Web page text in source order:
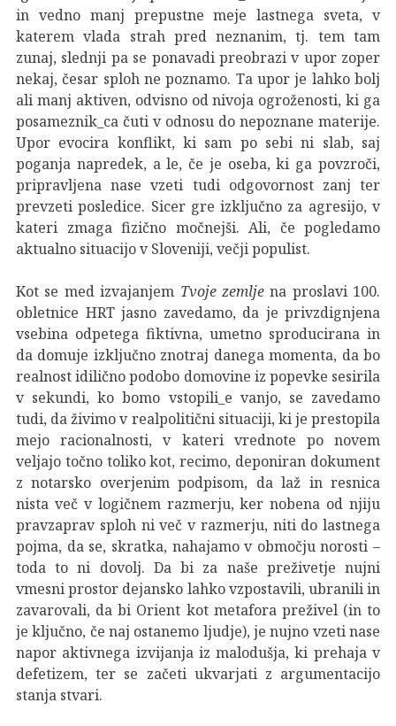
in vedno manj prepustne meje lastnega sveta, v
katerem vlada strah pred neznanim, tj. tem tam
zunaj, slednji pa se ponavadi preobrazi v upor zoper
nekaj, česar sploh ne poznamo. Ta upor je lahko bolj
ali manj aktiven, odvisno od nivoja ogroženosti, ki ga
posameznik_ca čuti v odnosu do nepoznane materije.
Upor evocira konflikt, ki sam po sebi ni slab, saj
poganja napredek, a le, če je oseba, ki ga povzroči,
pripravljena nase vzeti tudi odgovornost zanj ter
prevzeti posledice. Sicer gre izključno za agresijo, v
kateri zmaga fizično močnejši. Ali, če pogledamo
aktualno situacijo v Sloveniji, večji populist.
Kot se med izvajanjem Tvoje zemljena proslavi 100.
obletnice HRT jasno zavedamo, da je privzdignjena
vsebina odpetega fiktivna, umetno sproducirana in
da domuje izključno znotraj danega momenta, da bo
realnost idilično podobo domovine iz popevke sesirila
v sekundi, ko bomo vstopili_e vanjo, se zavedamo
tudi, da živimo v realpolitični situaciji, ki je prestopila
mejo racionalnosti, v kateri vrednote po novem
veljajo točno toliko kot, recimo, deponiran dokument
z notarsko overjenim podpisom, da laž in resnica
nista več v logičnem razmerju, ker nobena od njiju
pravzaprav sploh ni več v razmerju, niti do lastnega
pojma, da se, skratka, nahajamo v območju norosti –
toda to ni dovolj. Da bi za naše preživetje nujni
vmesni prostor dejansko lahko vzpostavili, ubranili in
zavarovali, da bi Orient kot metafora preživel (in to
je ključno, če naj ostanemo ljudje), je nujno vzeti nase
napor aktivnega izvijanja iz malodušja, ki prehaja v
defetizem, ter se začeti ukvarjati z argumentacijo
stanja stvari.